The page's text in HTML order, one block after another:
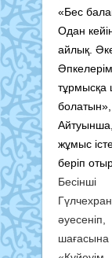
«Бес
Одан
айлық.
тұрмысқа
болатын»,
Айтуынша,
жұмыс
беріп
шағасына